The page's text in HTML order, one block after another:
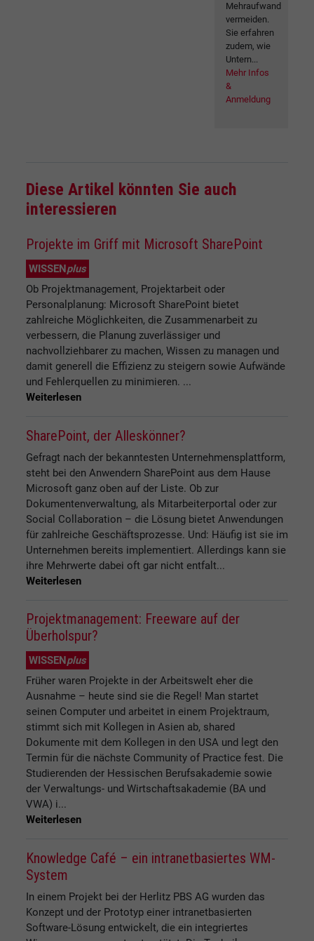
Mehraufwand
vermeiden.
Sie erfahren
zudem, wie
Untern...
Mehr Infos
&
Anmeldung
Diese Artikel könnten Sie auch
interessieren
Projekte im Griff mit Microsoft SharePoint
WISSENplus
Ob Projektmanagement, Projektarbeit oder
Personalplanung: Microsoft SharePoint bietet
zahlreiche Möglichkeiten, die Zusammenarbeit zu
verbessern, die Planung zuverlässiger und
nachvollziehbarer zu machen, Wissen zu managen und
damit generell die Effizienz zu steigern sowie Aufwände
und Fehlerquellen zu minimieren. ...
Weiterlesen
SharePoint, der Alleskönner?
Gefragt nach der bekanntesten Unternehmensplattform,
steht bei den Anwendern SharePoint aus dem Hause
Microsoft ganz oben auf der Liste. Ob zur
Dokumentenverwaltung, als Mitarbeiterportal oder zur
Social Collaboration – die Lösung bietet Anwendungen
für zahlreiche Geschäftsprozesse. Und: Häufig ist sie im
Unternehmen bereits implementiert. Allerdings kann sie
ihre Mehrwerte dabei oft gar nicht entfalt...
Weiterlesen
Projektmanagement: Freeware auf der
Überholspur?
WISSEN plus
Früher waren Projekte in der Arbeitswelt eher die
Ausnahme – heute sind sie die Regel! Man startet
seinen Computer und arbeitet in einem Projektraum,
stimmt sich mit Kollegen in Asien ab, shared
Dokumente mit dem Kollegen in den USA und legt den
Termin für die nächste Community of Practice fest. Die
Studierenden der Hessischen Berufsakademie sowie
der Verwaltungs- und Wirtschaftsakademie (BA und
VWA) i...
Weiterlesen
Knowledge Café – ein intranetbasiertes WM-
System
In einem Projekt bei der Herlitz PBS AG wurden das
Konzept und der Prototyp einer intranetbasierten
Software-Lösung entwickelt, die ein integriertes